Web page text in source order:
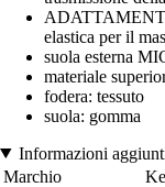
elastica per il
suola esterna
materiale
fodera: tessuto
suola: gomma
Informazioni
Marchio